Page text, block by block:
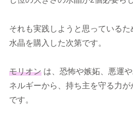
それも実践しようと思っている
水晶を購入した次第です。
モリオン は、恐怖や嫉妬、悪運
ネルギーから、持ち主を守る力が
です。